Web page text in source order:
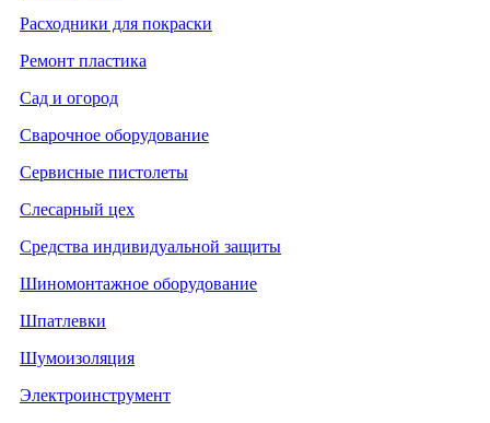
Расходники для покраски
Ремонт пластика
Сад и огород
Сварочное оборудование
Сервисные пистолеты
Слесарный цех
Средства индивидуальной защиты
Шиномонтажное оборудование
Шпатлевки
Шумоизоляция
Электроинструмент